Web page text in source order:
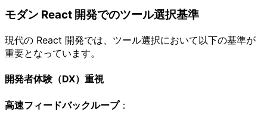
モダン React 開発でのツール選択基準
現代の React 開発では、ツール選択において以下の基準が
重要となっています。
開発者体験（DX）重視
高速フィードバックループ：